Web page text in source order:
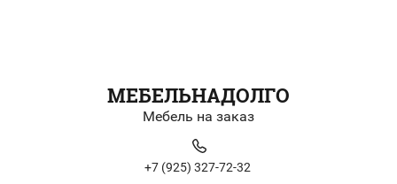
МЕБЕЛЬНАДОЛГО
Мебель на заказ
+7 (925) 327-72-32